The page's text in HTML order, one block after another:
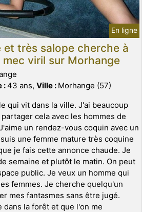
En ligne
et très salope cherche à
viril sur Morhange
:43 ans, Ville : Morhange (57)
qui vit dans la ville. J'ai beaucoup
cela avec les hommes de
un rendez-vous coquin avec un
une femme mature très coquine
je fais cette annonce chaude. Je
semaine et plutôt le matin. On peut
public. Je veux un homme qui
femmes. Je cherche quelqu'un
mes fantasmes sans être jugé.
dans la forêt et que l'on me